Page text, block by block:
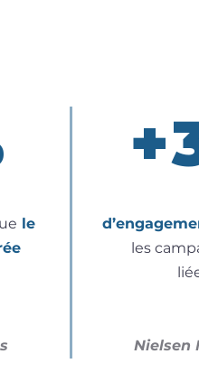
le
les
Nielsen